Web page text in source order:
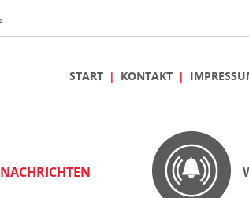
START KONTAKT
NACHRICHTEN